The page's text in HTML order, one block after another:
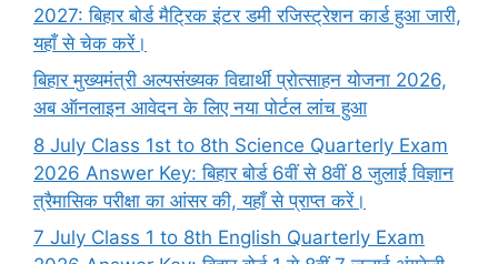
2027: बिहार बोर्ड मैट्रिक इंटर डमी रजिस्ट्रेशन कार्ड हुआ जारी,
यहाँ से चेक करें।
बिहार मुख्यमंत्री अल्पसंख्यक विद्यार्थी प्रोत्साहन योजना 2026,
अब ऑनलाइन आवेदन के लिए नया पोर्टल लांच हुआ
8 July Class 1st to 8th Science Quarterly Exam
2026 Answer Key: बिहार बोर्ड 6वीं से 8वीं 8 जुलाई विज्ञान
त्रैमासिक परीक्षा का आंसर की, यहाँ से प्राप्त करें।
7 July Class 1 to 8th English Quarterly Exam